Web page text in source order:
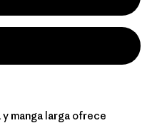
manga larga ofrece